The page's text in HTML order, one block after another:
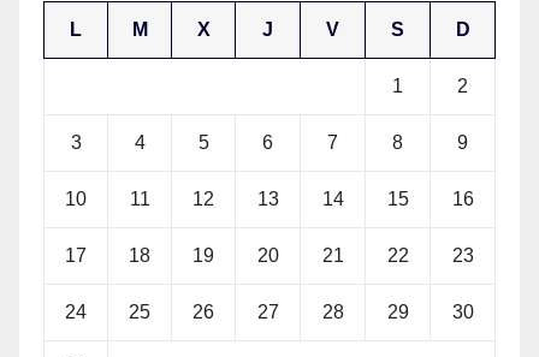
L M X J V S D
1 2
3 4 5 6 7 8 9
10 11 12 13 14 15 16
17 18 19 20 21 22 23
24 25 26 27 28 29 30